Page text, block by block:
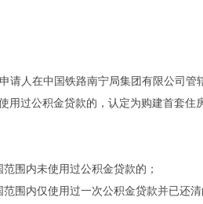
人在中国铁路南宁局集团有限公司管
用过公积金贷款的，认定为购建首套住
围内未使用过公积金贷款的；
内仅使用过一次公积金贷款并已还清